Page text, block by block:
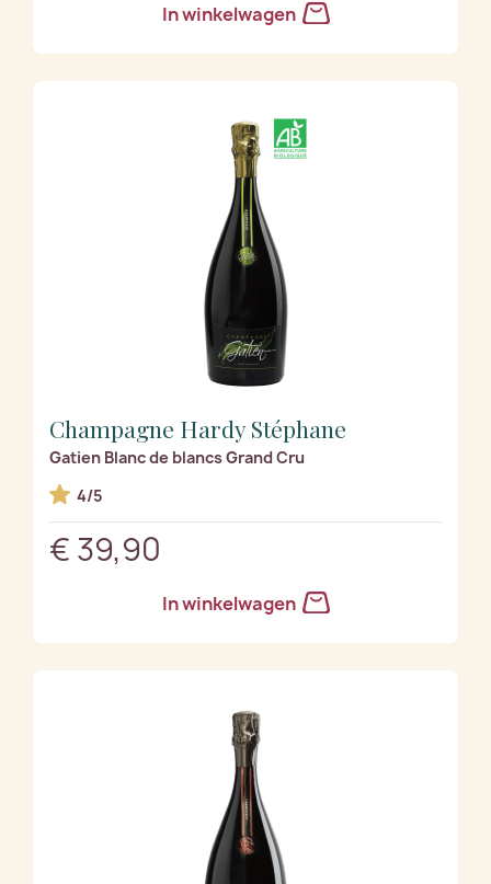
In winkelwagen
Champagne Hardy Stéphane
Gatien Blanc de blancs Grand Cru
4/5
€ 39,90
In winkelwagen